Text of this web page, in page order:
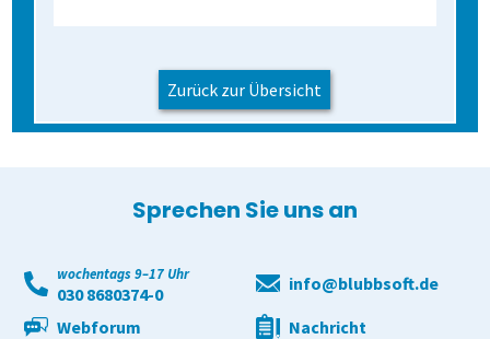
Zurück zur Übersicht
Sprechen Sie uns an
wochentags 9–17 Uhr
030 8680374-0
info@blubbsoft.de
Webforum
Nachricht